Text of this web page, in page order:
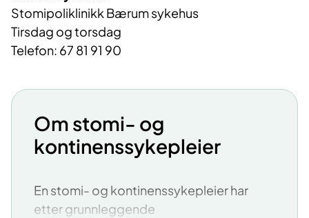
Stomipoliklinikk Bærum sykehus
Tirsdag og torsdag
Telefon: 67 81 91 90
Om stomi- og
kontinenssykepleier
En stomi- og kontinenssykepleier har
etter grunnleggende